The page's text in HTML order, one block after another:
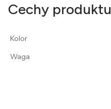
Cechy produktu
Kolor
Waga